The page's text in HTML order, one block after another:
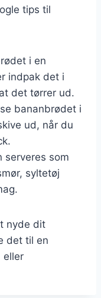
tips til
i en
indpak det i
det tørrer ud.
bananbrødet i
ud, når du
serveres som
syltetøj
nyde dit
det til en
eller